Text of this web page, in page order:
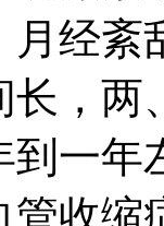
月经紊
长，
一年
收缩